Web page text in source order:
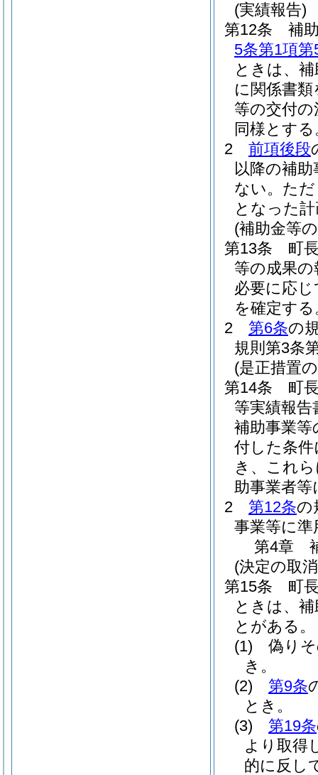
(実績報告)
第12条
補
5条第1項第
ときは、
に関係書
等の交付
同様とする
2
前項後段
以降の補
ない。 た
となった
(補助金等
第13条
町
等の成果
必要に応
を確定する
2
第6条の
規則第3条
(是正措置
第14条
町
等実績報
補助事業
付した条
き、これ
助事業者
2
第12条の
事業等に準
第4章
(決定の取
第15条
町
ときは、
とがある。
(1)
偽り
き。
(2)
第9条
とき。
(3)
第19条
より取得
的に反し